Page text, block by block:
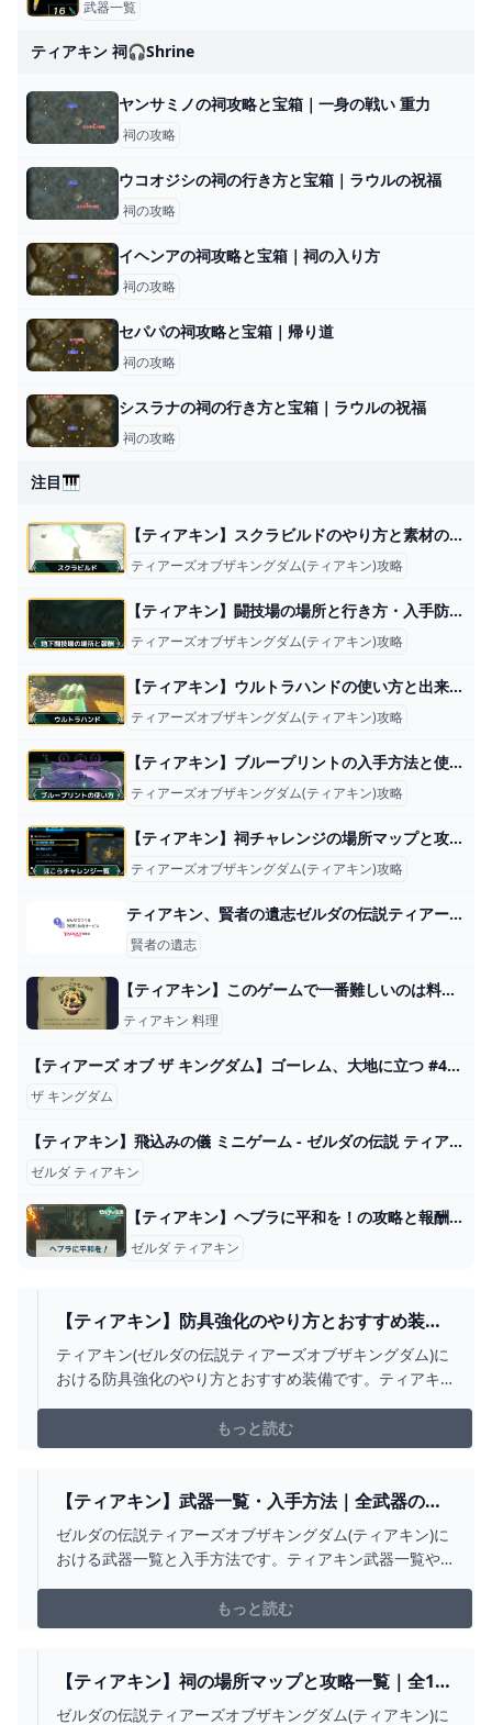
武器一覧
ティアキン 祠🎧shrine
ヤンサミノの祠攻略と宝箱｜一身の戦い 重力
祠の攻略
ウコオジシの祠の行き方と宝箱｜ラウルの祝福
祠の攻略
イヘンアの祠攻略と宝箱｜祠の入り方
祠の攻略
セパパの祠攻略と宝箱｜帰り道
祠の攻略
シスラナの祠の行き方と宝箱｜ラウルの祝福
祠の攻略
注目🎹
【ティアキン】スクラビルドのやり方と素材の外し方【ゼルダの伝説ティアーズオブザキングダム】
ティアーズオブザキングダム(ティアキン)攻略
【ティアキン】闘技場の場所と行き方・入手防具【ゼルダの伝説ティアーズオブザキングダム】
ティアーズオブザキングダム(ティアキン)攻略
【ティアキン】ウルトラハンドの使い方と出来ること【ゼルダの伝説ティアーズオブザキングダム】
ティアーズオブザキングダム(ティアキン)攻略
【ティアキン】ブループリントの入手方法と使い方｜5つ目の能力【ゼルダの伝説ティアーズオブザキングダム】
ティアーズオブザキングダム(ティアキン)攻略
【ティアキン】祠チャレンジの場所マップと攻略一覧【ゼルダの伝説ティアーズオブザキングダム】
ティアーズオブザキングダム(ティアキン)攻略
ティアキン、賢者の遺志ゼルダの伝説ティアーズオブキングダムで、賢者の遺志を... - Yahoo!知恵袋
賢者の遺志
【ティアキン】このゲームで一番難しいのは料理だよな【ティアーズオブザキングダム】 ゼルダの伝説ティアーズオブザキングダム(ティアキン)攻略まとめ-コログ速報
ティアキン 料理
【ティアーズ オブ ザ キングダム】ゴーレム、大地に立つ #44 - YouTube
ザ キングダム
【ティアキン】飛込みの儀 ミニゲーム - ゼルダの伝説 ティアーズオブザキングダム 攻略Wiki ティアキン ： ヘイグ攻略まとめWiki
ゼルダ ティアキン
【ティアキン】ヘブラに平和を！の攻略と報酬【ゼルダの伝説ティアーズオブザキングダム】 - 神ゲー攻略
ゼルダ ティアキン
【ティアキン】防具強化のやり方とおすすめ装備
【ゼルダの伝説ティアーズオブザキングダム】
ティアキン(ゼルダの伝説ティアーズオブザキングダム)に
おける防具強化のやり方とおすすめ装備です。ティアキ
装備を掲載しています。もっと読む
【ティアキン】武器一覧・入手方法｜全武器の耐
久値と効果【ゼルダの伝説ティアーズオブザキン
グダム】
ゼルダの伝説ティアーズオブザキングダム(ティアキン)に
おける武器一覧と入手方法です。ティアキン武器一覧や
もっと読む
【ティアキン】祠の場所マップと攻略一覧｜全152
箇所【ゼルダの伝説ティアーズオブザキングダ
ゼルダの伝説ティアーズオブザキングダム(ティアキン)に